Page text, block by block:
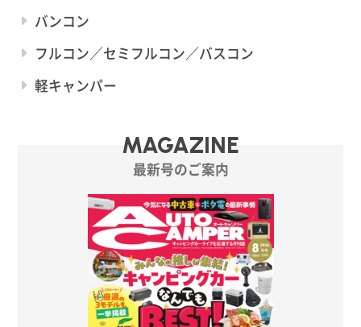
バンコン
フルコン／セミフルコン／バスコン
軽キャンパー
MAGAZINE
最新号のご案内